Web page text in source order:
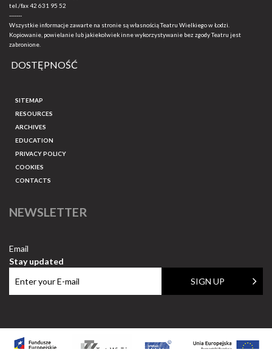
tel./fax42 631 95 52
-------
Wszystkie informacje zawarte na stronie są własnością Teatru Wielkiego w Łodzi.
Kopiowanie, powielanie lub jakiekolwiek inne wykorzystywanie bez zgody Teatru jest
zabronione.
DOSTĘPNOŚĆ
SITEMAP
RESOURCES
ARCHIVES
EDUCATION
PRIVACY POLICY
COOKIES
CONTACTS
NEWSLETTER
Email
Stay updated